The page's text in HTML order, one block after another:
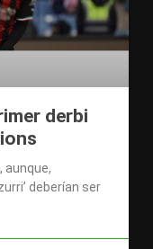
derbi
aunque,
deberían ser